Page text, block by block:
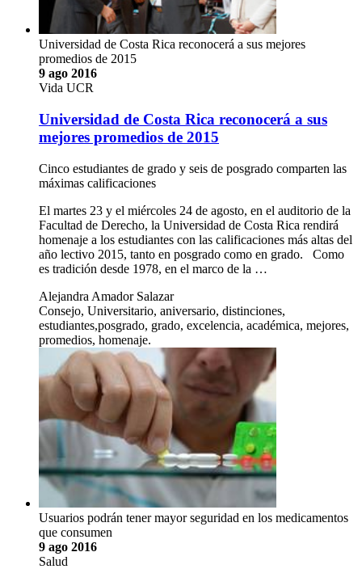
Universidad de Costa Rica reconocerá a sus mejores
promedios de 2015
9 ago 2016
Vida UCR
Universidad de Costa Rica reconocerá a sus
mejores promedios de 2015
Cinco estudiantes de grado y seis de posgrado comparten las
máximas calificaciones
El martes 23 y el miércoles 24 de agosto, en el auditorio de la
Facultad de Derecho, la Universidad de Costa Rica rendirá
homenaje a los estudiantes con las calificaciones más altas del
año lectivo 2015, tanto en posgrado como en grado. Como
es tradición desde 1978, en el marco de la …
Alejandra Amador Salazar
Consejo, Universitario, aniversario, distinciones,
estudiantes,posgrado, grado, excelencia, académica, mejores,
promedios, homenaje.
Usuarios podrán tener mayor seguridad en los medicamentos
que consumen
9 ago 2016
Salud